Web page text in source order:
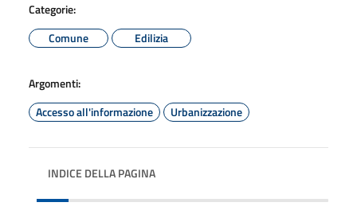
Categorie:
Comune
Edilizia
Argomenti:
Accesso all'informazione
Urbanizzazione
INDICE DELLA PAGINA